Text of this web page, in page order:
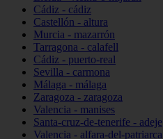
Cádiz - cádiz
Castellón - altura
Murcia - mazarrón
Tarragona - calafell
Cádiz - puerto-real
Sevilla - carmona
Málaga - málaga
Zaragoza - zaragoza
Valencia - manises
Santa-cruz-de-tenerife - adeje
Valencia - alfara-del-patriarca